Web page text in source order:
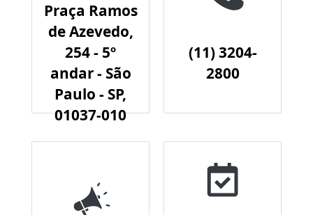
Praça Ramos
de Azevedo,
254 - 5º
andar - São
Paulo - SP,
01037-010
(11) 3204-
2800